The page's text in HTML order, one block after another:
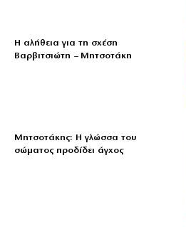
Η αλήθεια για τη σχέση
Βαρβιτσιώτη – Μητσοτάκη
Μητσοτάκης: Η γλώσσα του
σώματος προδίδει άγχος